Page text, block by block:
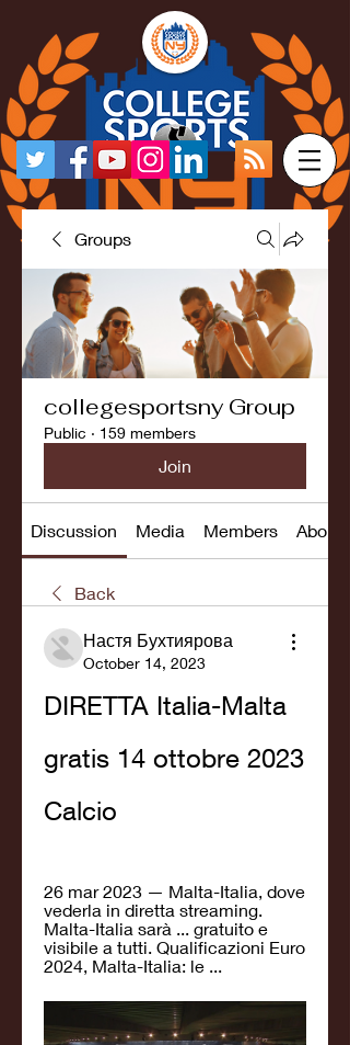
Groups
collegesportsny Group
Public · 159 members
Join
Discussion Media Members About
Back
Настя Бухтиярова
October 14, 2023
DIRETTA Italia-Malta
gratis 14 ottobre 2023
Calcio
26 mar 2023 — Malta-Italia, dove
vederla in diretta streaming.
Malta-Italia sarà ... gratuito e
visibile a tutti. Qualificazioni Euro
2024, Malta-Italia: le ...